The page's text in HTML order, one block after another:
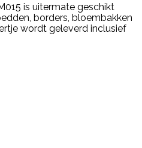
is uitermate geschikt
borders, bloembakken
wordt geleverd inclusief